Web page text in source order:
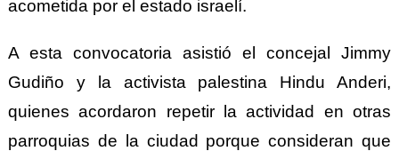
acometida por el estado israelí.
A esta convocatoria asistió el concejal Jimmy
Gudiño y la activista palestina Hindu Anderi,
quienes acordaron repetir la actividad en otras
parroquias de la ciudad porque consideran que